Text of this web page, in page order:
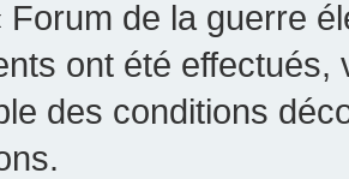
Forum de la guerre
ont été effectués,
des conditions